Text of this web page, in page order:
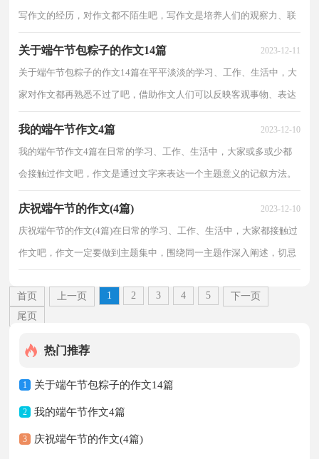
写作文的经历，对作文都不陌生吧，写作文是培养人们的观察力、联
关于端午节包粽子的作文14篇 2023-12-11
关于端午节包粽子的作文14篇在平平淡淡的学习、工作、生活中，大
家对作文都再熟悉不过了吧，借助作文人们可以反映客观事物、表达
我的端午节作文4篇 2023-12-10
我的端午节作文4篇在日常的学习、工作、生活中，大家或多或少都
会接触过作文吧，作文是通过文字来表达一个主题意义的记叙方法。
庆祝端午节的作文(4篇) 2023-12-10
庆祝端午节的作文(4篇)在日常的学习、工作、生活中，大家都接触过
作文吧，作文一定要做到主题集中，围绕同一主题作深入阐述，切忌
首页
上一页 1 2 3 4 5
下一页
尾页
热门推荐
1 关于端午节包粽子的作文14篇
2 我的端午节作文4篇
3 庆祝端午节的作文(4篇)